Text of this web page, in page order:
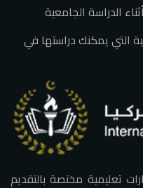
الدراسة الجامعية
التي يمكنك دراستها في
تعليمية مختصة بالتقديم